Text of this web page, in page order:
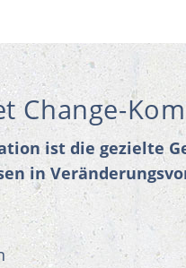
Change-
ist die gezielte
in